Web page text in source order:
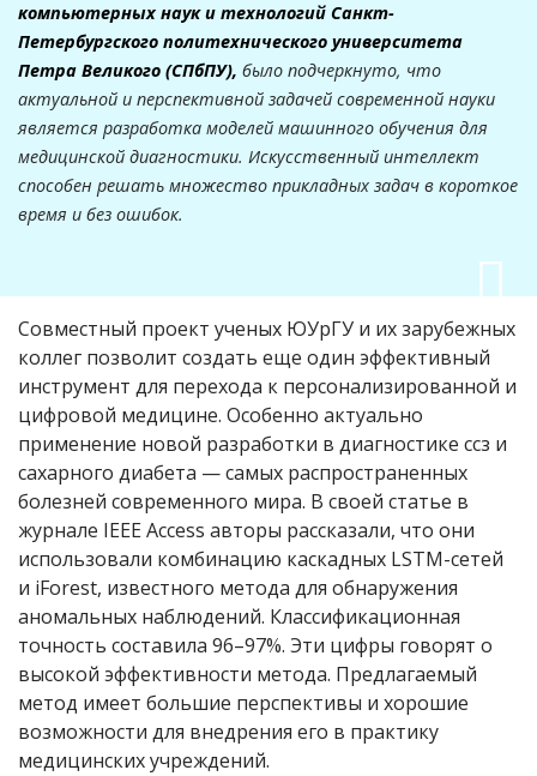
компьютерных наук и технологий Санкт-
Петербургского политехнического университета
Петра Великого (СПбПУ), было подчеркнуто, что
актуальной и перспективной задачей современной науки
является разработка моделей машинного обучения для
медицинской диагностики. Искусственный интеллект
способен решать множество прикладных задач в короткое
время и без ошибок.
Совместный проект ученых ЮУрГУ и их зарубежных
коллег позволит создать еще один эффективный
инструмент для перехода к персонализированной и
цифровой медицине. Особенно актуально
применение новой разработки в диагностике ссз и
сахарного диабета — самых распространенных
болезней современного мира. В своей статье в
журнале IEEE Access авторы рассказали, что они
использовали комбинацию каскадных LSTM-сетей
и iForest, известного метода для обнаружения
аномальных наблюдений. Классификационная
точность составила 96–97%. Эти цифры говорят о
высокой эффективности метода. Предлагаемый
метод имеет большие перспективы и хорошие
возможности для внедрения его в практику
медицинских учреждений.